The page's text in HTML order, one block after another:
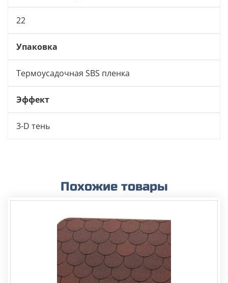
22
Упаковка
Термоусадочная SBS пленка
Эффект
3-D тень
Похожие товары